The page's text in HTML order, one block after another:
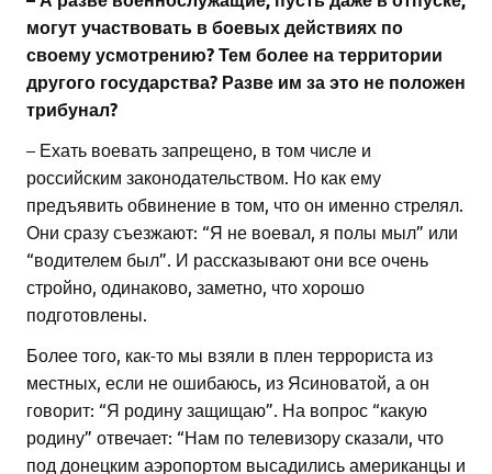
могут участвовать в боевых действиях по
своему усмотрению? Тем более на территории
другого государства? Разве им за это не положен
трибунал?
– Ехать воевать запрещено, в том числе и
российским законодательством. Но как ему
предъявить обвинение в том, что он именно стрелял.
Они сразу съезжают: “Я не воевал, я полы мыл” или
“водителем был”. И рассказывают они все очень
стройно, одинаково, заметно, что хорошо
подготовлены.
Более того, как-то мы взяли в плен террориста из
местных, если не ошибаюсь, из Ясиноватой, а он
говорит: “Я родину защищаю”. На вопрос “какую
родину” отвечает: “Нам по телевизору сказали, что
под донецким аэропортом высадились американцы и